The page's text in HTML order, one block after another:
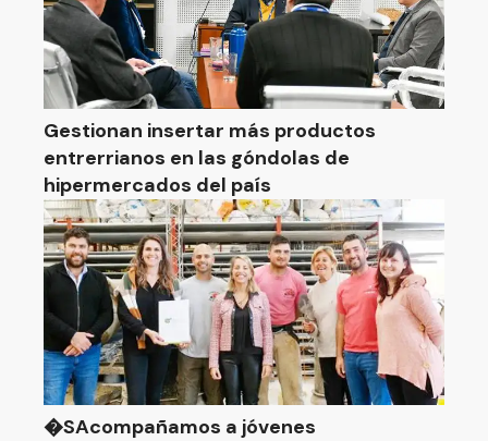
Gestionan insertar más productos
entrerrianos en las góndolas de
hipermercados del país
�SAcompañamos a jóvenes